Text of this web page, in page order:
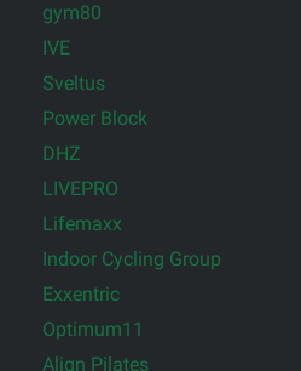
gym80
IVE
Sveltus
Power Block
DHZ
LIVEPRO
Lifemaxx
Indoor Cycling Group
Exxentric
Optimum11
Align Pilates